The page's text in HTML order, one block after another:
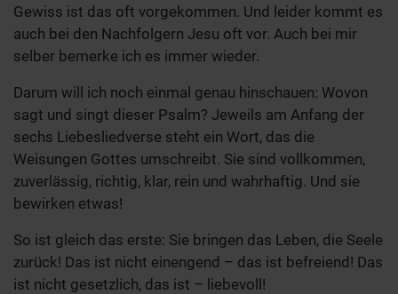
Gewiss ist das oft vorgekommen. Und leider kommt es
auch bei den Nachfolgern Jesu oft vor. Auch bei mir
selber bemerke ich es immer wieder.
Darum will ich noch einmal genau hinschauen: Wovon
sagt und singt dieser Psalm? Jeweils am Anfang der
sechs Liebesliedverse steht ein Wort, das die
Weisungen Gottes umschreibt. Sie sind vollkommen,
zuverlässig, richtig, klar, rein und wahrhaftig. Und sie
bewirken etwas!
So ist gleich das erste: Sie bringen das Leben, die Seele
zurück! Das ist nicht einengend – das ist befreiend! Das
ist nicht gesetzlich, das ist – liebevoll!